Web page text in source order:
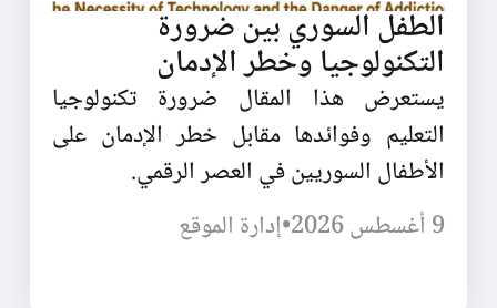
الطفل السوري بين ضرورة
التكنولوجيا وخطر الإدمان
يستعرض هذا المقال ضرورة تكنولوجيا
التعليم وفوائدها مقابل خطر الإدمان على
الأطفال السوريين في العصر الرقمي.
9 أغسطس 2026
•إدارة الموقع